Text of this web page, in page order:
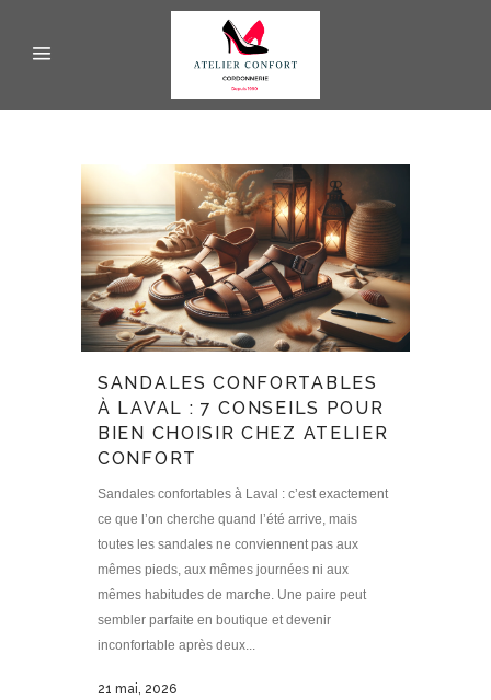
SANDALES CONFORTABLES
À LAVAL : 7 CONSEILS POUR
BIEN CHOISIR CHEZ ATELIER
CONFORT
Sandales confortables à Laval : c’est exactement
ce que l’on cherche quand l’été arrive, mais
toutes les sandales ne conviennent pas aux
mêmes pieds, aux mêmes journées ni aux
mêmes habitudes de marche. Une paire peut
sembler parfaite en boutique et devenir
inconfortable après deux...
21 mai, 2026